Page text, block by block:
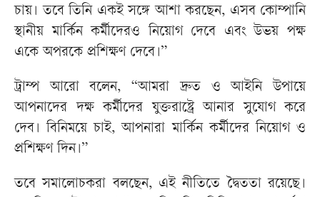
চায়। তবে তিনি একই সঙ্গে আশা করছেন, এসব কোম্পানি
স্থানীয় মার্কিন কর্মীদেরও নিয়োগ দেবে এবং উভয় পক্ষ
একে অপরকে প্রশিক্ষণ দেবে।”
ট্রাম্প আরো বলেন, “আমরা দ্রুত ও আইনি উপায়ে
আপনাদের দক্ষ কর্মীদের যুক্তরাষ্ট্রে আনার সুযোগ করে
দেব। বিনিময়ে চাই, আপনারা মার্কিন কর্মীদের নিয়োগ ও
প্রশিক্ষণ দিন।”
তবে সমালোচকরা বলছেন, এই নীতিতে দ্বৈততা রয়েছে।